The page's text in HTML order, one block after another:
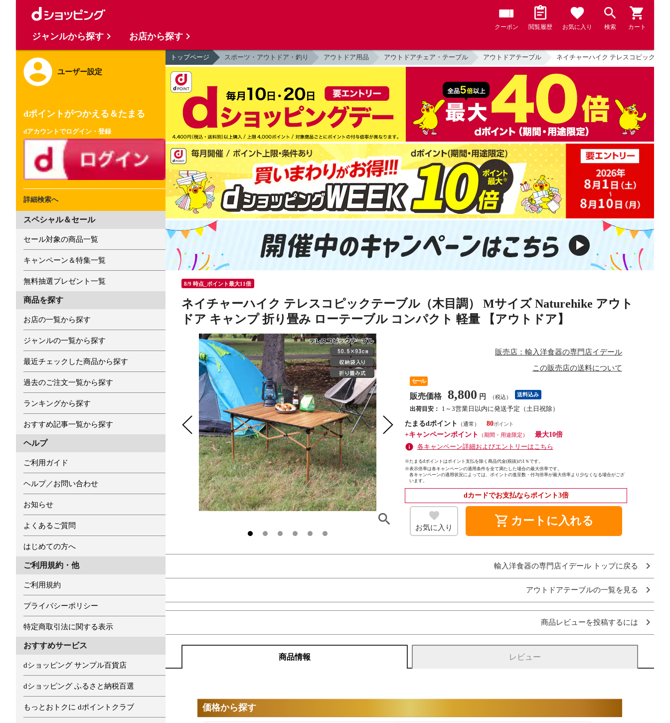
クーポン 閲覧履歴 お気に入り 検索 カート
ユーザー設定
dポイントがつかえる＆たまる
dアカウントでログイン・登録
詳細検索へ
スペシャル＆セール
セール対象の商品一覧
キャンペーン＆特集一覧
無料抽選プレゼント一覧
商品を探す
お店の一覧から探す
ジャンルの一覧から探す
最近チェックした商品から探す
過去のご注文一覧から探す
ランキングから探す
おすすめ記事一覧から探す
ヘルプ
ご利用ガイド
ヘルプ／お問い合わせ
お知らせ
よくあるご質問
はじめての方へ
ご利用規約・他
ご利用規約
プライバシーポリシー
特定商取引法に関する表示
おすすめサービス
dショッピング サンプル百貨店
dショッピング ふるさと納税百選
もっとおトクに dポイントクラブ
トップページ スポーツ・アウトドア・釣り アウトドア用品 アウトドアチェア・テーブル アウトドアテーブル ネイチャーハイク テレスコピックテ
8/9 時点_ポイント最大11倍
ネイチャーハイク テレスコピックテーブル（木目調） Mサイズ Naturehike アウト
ドア キャンプ 折り畳み ローテーブル コンパクト 軽量 【アウトドア】
販売店：輸入洋食器の専門店イデール
この販売店の送料について
セール
販売価格 8,800 円 （税込） 送料込み
出荷目安：
1～3営業日以内に発送予定（土日祝除）
たまるdポイント
（通常）
80
+キャンペーンポイント
（期間・用途限定）
最大10倍
各キャンペーン詳細およびエントリーはこちら
※たまるdポイントはポイント支払を除く商品代金(税抜)の1％です。
※表示倍率は各キャンペーンの適用条件を全て満たした場合の最大倍率です。
各キャンペーンの適用状況によっては、ポイントの進呈数・付与倍率が最大倍率より少なくなる場合がござ
います。
dカードでお支払ならポイント3倍
お気に入り shopping_cart カートに入れる
輸入洋食器の専門店イデール トップに戻る
アウトドアテーブルの一覧を見る
商品レビューを投稿するには
商品情報 レビュー
価格から探す
ジャンルから探す お店から探す